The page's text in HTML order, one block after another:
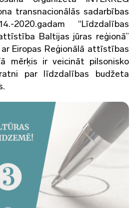
transnacionālās sadarbības
2020.gadam “Līdzdalības
Baltijas jūras reģionā”
Eiropas Reģionālā attīstības
mērķis ir veicināt pilsonisko
par līdzdalības budžeta